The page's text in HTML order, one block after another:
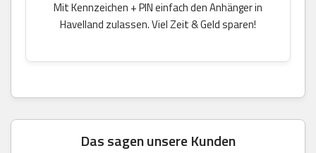
Mit Kennzeichen + PIN einfach den Anhänger in
Havelland zulassen. Viel Zeit & Geld sparen!
Das sagen unsere Kunden